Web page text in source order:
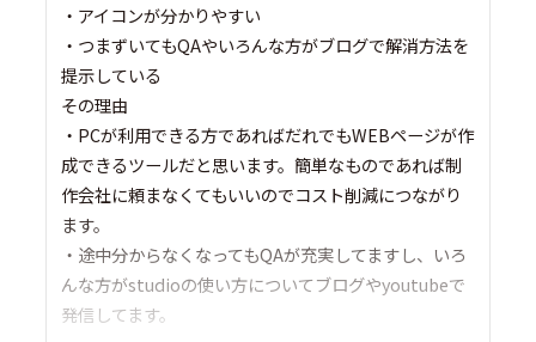
・アイコンが分かりやすい
・つまずいてもQAやいろんな方がブログで解消方法を
提示している
その理由
・PCが利用できる方であればだれでもWEBページが作
成できるツールだと思います。簡単なものであれば制
作会社に頼まなくてもいいのでコスト削減につながり
ます。
・途中分からなくなってもQAが充実してますし、いろ
んな方がstudioの使い方についてブログやyoutubeで
発信してます。